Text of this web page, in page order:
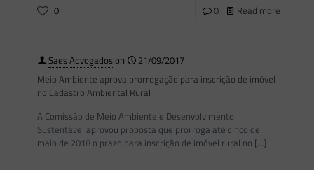
0 0 Read more
Saes Advogadoson
21/09/2017
Meio Ambiente aprova prorrogação para inscrição de imóvel
no Cadastro Ambiental Rural
A Comissão de Meio Ambiente e Desenvolvimento
Sustentável aprovou proposta que prorroga até cinco de
maio de 2018 o prazo para inscrição de imóvel rural no […]